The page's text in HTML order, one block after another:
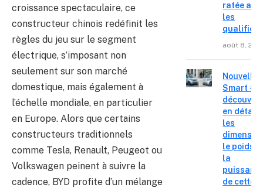
croissance spectaculaire, ce
constructeur chinois redéfinit les
règles du jeu sur le segment
électrique, s’imposant non
seulement sur son marché
domestique, mais également à
l’échelle mondiale, en particulier
en Europe. Alors que certains
constructeurs traditionnels
comme Tesla, Renault, Peugeot ou
Volkswagen peinent à suivre la
cadence, BYD profite d’un mélange
ratée
les
août 8,
Nouvelle
Smart #2
en détail
les
le poids
la
de cette